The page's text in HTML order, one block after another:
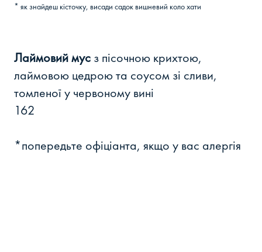
* як знайдеш кісточку, висади садок вишневий коло хати
Лаймовий мус з пісочною крихтою,
лаймовою цедрою та соусом зі сливи,
томленої у червоному вині
162
*попередьте офіціанта, якщо у вас алергія